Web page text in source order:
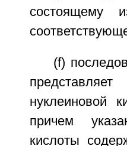
состоящему
(f)
нуклеиновой
причем
кислоты